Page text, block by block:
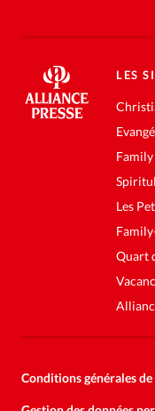
LES
Family
Les
Quart
Conditions générales